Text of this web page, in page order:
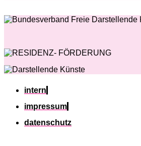
intern
impressum
datenschutz